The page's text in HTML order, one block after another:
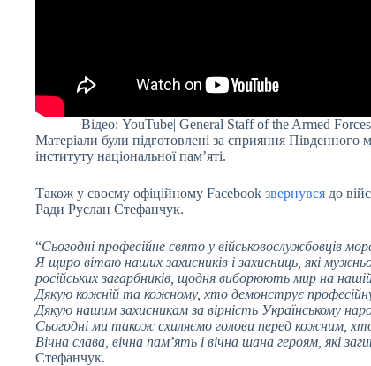
Відео: YouTube| General Staff of the Armed
Матеріали були підготовлені за сприяння Південного
інституту національної пам’яті.
Також у своєму офіційному Facebook звернувся до
Ради Руслан Стефанчук.
“Сьогодні професійне свято у військовослужбовців
Я щиро вітаю наших захисників і захисниць, які
російських загарбників, щодня виборюють мир на
Дякую кожній та кожному, хто демонструє
Дякую нашим захисникам за вірність Українському
Сьогодні ми також схиляємо голови перед кожним,
Вічна слава, вічна пам’ять і вічна шана героям, які
Стефанчук.